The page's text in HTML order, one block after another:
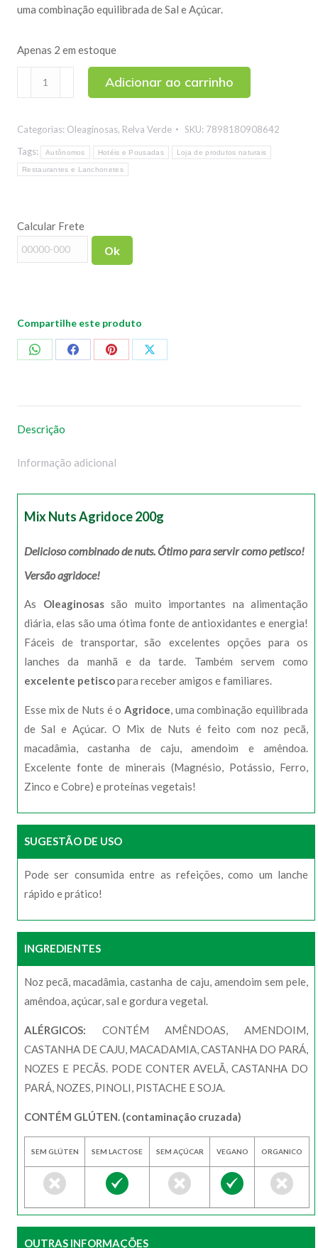
uma combinação equilibrada de Sal e Açúcar.
Apenas 2 em estoque
200g
quantidade
Adicionar ao carrinho
Categorias: Oleaginosas, Relva Verde SKU: 7898180908642
Tags:
Autônomos Hotéis e Pousadas Loja de produtos naturais
Restaurantes e Lanchonetes
Calcular Frete
Ok
Compartilhe este produto
CompartilharCompartilharCompartilharCompartilhar
Descrição
Informação adicional
Mix Nuts Agridoce 200g
Delicioso combinado de nuts. Ótimo para servir como petisco!
Versão agridoce!
As Oleaginosassão muito importantes na alimentação
diária, elas são uma ótima fonte de antioxidantes e energia!
Fáceis de transportar, são excelentes opções para os
lanches da manhã e da tarde. Também servem como
excelente petiscopara receber amigos e familiares.
Esse mix de Nuts é o Agridoce , uma combinação equilibrada
de Sal e Açúcar. O Mix de Nuts é feito com noz pecã,
macadâmia, castanha de caju, amendoim e amêndoa.
Excelente fonte de minerais (Magnésio, Potássio, Ferro,
Zinco e Cobre) e proteínas vegetais!
SUGESTÃO DE USO
Pode ser consumida entre as refeições, como um lanche
rápido e prático!
INGREDIENTES
Noz pecã, macadâmia, castanha de caju, amendoim sem pele,
amêndoa, açúcar, sal e gordura vegetal.
ALÉRGICOS: CONTÉM AMÊNDOAS, AMENDOIM,
CASTANHA DE CAJU, MACADAMIA, CASTANHA DO PARÁ,
NOZES E PECÃS. PODE CONTER AVELÃ, CASTANHA DO
PARÁ, NOZES, PINOLI, PISTACHE E SOJA.
CONTÉM GLÚTEN. (contaminação cruzada)
SEM GLÚTEN SEM LACTOSE SEM AÇÚCAR VEGANO ORGANICO
OUTRAS INFORMAÇÕES